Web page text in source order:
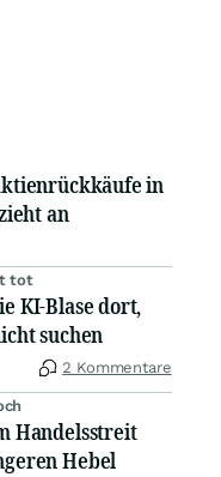
in
an
tot
KI-Blase dort,
suchen
2 Kommentare
Handelsstreit
Hebel